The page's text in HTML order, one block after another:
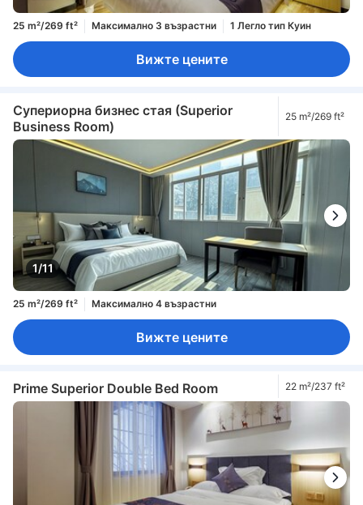
25 m²/269 ft² Максимално 3 възрастни 1 Легло тип Куин
Вижте цените
Супериорна бизнес стая (Superior
Business Room)
25 m²/269 ft²
1/11
25 m²/269 ft² Максимално 4 възрастни
Вижте цените
Prime Superior Double Bed Room 22 m²/237 ft²